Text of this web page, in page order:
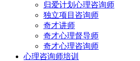
归爱计划心理咨询师
独立项目咨询师
奇才讲师
奇才心理督导师
奇才心理咨询师
心理咨询师培训